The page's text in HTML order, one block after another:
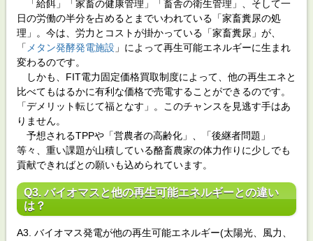
「給餌」「家畜の健康管理」「畜舎の衛生管理」、そして一
日の労働の半分を占めるとまでいわれている「家畜糞尿の処
理」。今は、労力とコストが掛かっている「家畜糞尿」が、
「 メタン発酵発電施設 」によって再生可能エネルギーに生まれ
変わるのです。
しかも、FIT電力固定価格買取制度によって、他の再生エネと
比べてもはるかに有利な価格で売電することができるのです。
「デメリット転じて福となす」。このチャンスを見逃す手はあ
りません。
予想されるTPPや「営農者の高齢化」、「後継者問題」
等々、重い課題が山積している酪畜農家の体力作りに少しでも
貢献できればとの願いも込められています。
Q3. バイオマスと他の再生可能エネルギーとの違い
は？
A3. バイオマス発電が他の再生可能エネルギー(太陽光、風力、